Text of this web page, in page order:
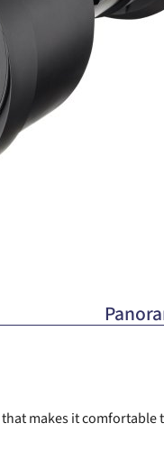
makes it comfortable